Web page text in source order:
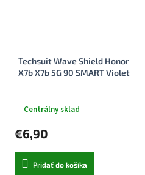
Techsuit Wave Shield Honor
X7b X7b 5G 90 SMART Violet
Centrálny sklad
€6,90
Pridať do košíka